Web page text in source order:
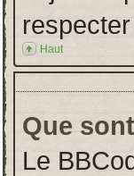
Haut
Que
Le